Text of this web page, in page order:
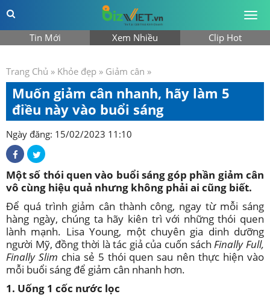
Tin Mới Xem Nhiều Clip Hot
Trang Chủ » Khỏe đẹp » Giảm cân »
Muốn giảm cân nhanh, hãy làm 5
điều này vào buổi sáng
Ngày đăng: 15/02/2023 11:10
Một số thói quen vào buổi sáng góp phần giảm cân
vô cùng hiệu quả nhưng không phải ai cũng biết.
Để quá trình giảm cân thành công, ngay từ mỗi sáng
hàng ngày, chúng ta hãy kiên trì với những thói quen
lành mạnh. Lisa Young, một chuyên gia dinh dưỡng
người Mỹ, đồng thời là tác giả của cuốn sáchFinally Full,
Finally Slim chia sẻ 5 thói quen sau nên thực hiện vào
mỗi buổi sáng để giảm cân nhanh hơn.
1. Uống 1 cốc nước lọc